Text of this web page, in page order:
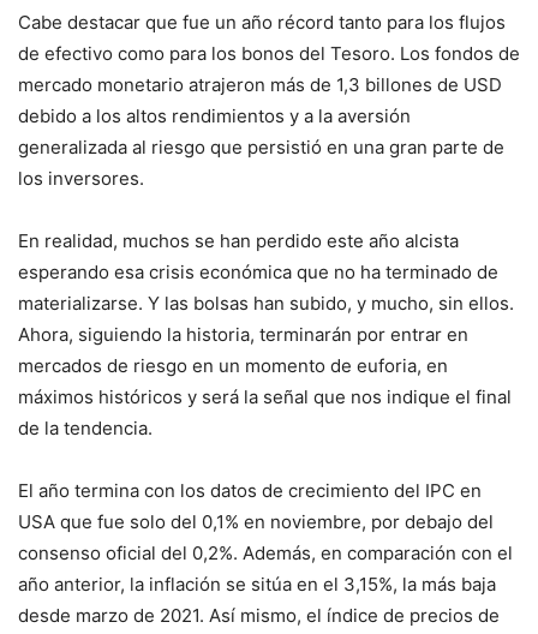
Cabe destacar que fue un año récord tanto para los flujos
de efectivo como para los bonos del Tesoro. Los fondos de
mercado monetario atrajeron más de 1,3 billones de USD
debido a los altos rendimientos y a la aversión
generalizada al riesgo que persistió en una gran parte de
los inversores.
En realidad, muchos se han perdido este año alcista
esperando esa crisis económica que no ha terminado de
materializarse. Y las bolsas han subido, y mucho, sin ellos.
Ahora, siguiendo la historia, terminarán por entrar en
mercados de riesgo en un momento de euforia, en
máximos históricos y será la señal que nos indique el final
de la tendencia.
El año termina con los datos de crecimiento del IPC en
USA que fue solo del 0,1% en noviembre, por debajo del
consenso oficial del 0,2%. Además, en comparación con el
año anterior, la inflación se sitúa en el 3,15%, la más baja
desde marzo de 2021. Así mismo, el índice de precios de